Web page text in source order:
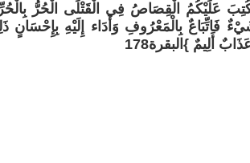
كُتِبَ عَلَيْكُمُ الْقِصَاصُ فِي الْقَتْلَى الْحُرُّ بِالْحُرِّ
فَاتِّبَاعٌ بِالْمَعْرُوفِ وَأَدَاء إِلَيْهِ
أَلِيمٌ }البقرة178